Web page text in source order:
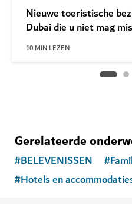
Nieuwe toeristische
Dubai die u niet mag
10 MIN LEZEN
Gerelateerde
#BELEVENISSEN #
#Hotels en